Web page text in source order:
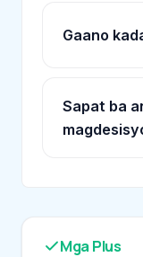
Gaano
Sapat ba
Mga Plus